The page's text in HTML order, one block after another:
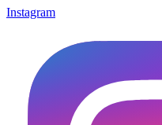
Instagram